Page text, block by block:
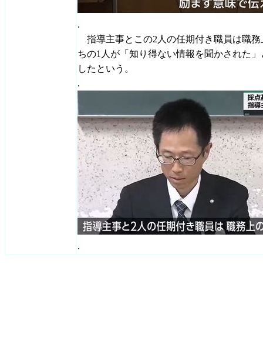
.
指導主事とこの2人の任期付き職員は職
ちの1人が「知り得ない情報を聞かされた
したという。
.
.